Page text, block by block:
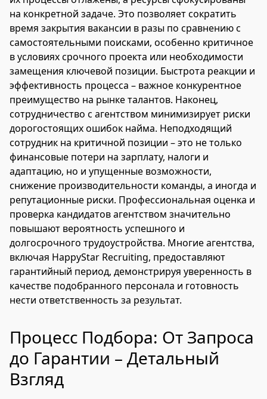
на конкретной задаче. Это позволяет сократить
время закрытия вакансии в разы по сравнению с
самостоятельными поисками, особенно критичное
в условиях срочного проекта или необходимости
замещения ключевой позиции. Быстрота реакции и
эффективность процесса – важное конкурентное
преимущество на рынке талантов. Наконец,
сотрудничество с агентством минимизирует риски
дорогостоящих ошибок найма. Неподходящий
сотрудник на критичной позиции – это не только
финансовые потери на зарплату, налоги и
адаптацию, но и упущенные возможности,
снижение производительности команды, а иногда и
репутационные риски. Профессиональная оценка и
проверка кандидатов агентством значительно
повышают вероятность успешного и
долгосрочного трудоустройства. Многие агентства,
включая HappyStar Recruiting, предоставляют
гарантийный период, демонстрируя уверенность в
качестве подобранного персонала и готовность
нести ответственность за результат.
Процесс Подбора: От Запроса
до Гарантии – Детальный
Взгляд